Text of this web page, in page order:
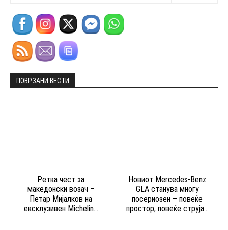
ПОВРЗАНИ ВЕСТИ
Ретка чест за
македонски возач –
Петар Мијалков на
ексклузивен Michelin...
Новиот Mercedes-Benz
GLA станува многу
посериозен – повеќе
простор, повеќе струја...